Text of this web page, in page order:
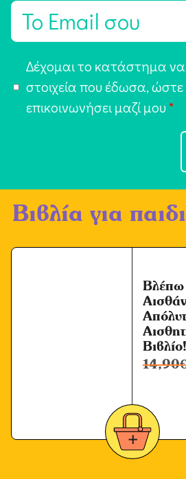
E
π
ή
Ό
ω
Δέχομαι το κατάστημα
στοιχεία που έδωσα,
επικοινωνήσει μαζί μου *
Βιβλία για
Βλέπω
Βιβλίο!
14,90€